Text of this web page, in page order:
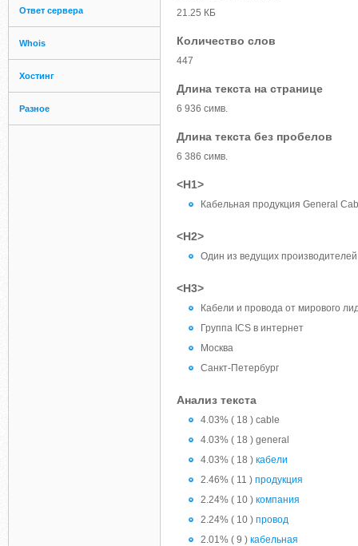
Ответ сервера
Whois
Хостинг
Разное
21.25 КБ
Количество слов
447
Длина текста на странице
6 936 симв.
Длина текста без пробелов
6 386 симв.
<H1>
Кабельная продукция General
<H2>
Один из ведущих
<H3>
Кабели и провода от мирового
Группа ICS в интернет
Москва
Санкт-Петербург
Анализ текста
4.03% ( 18 ) cable
4.03% ( 18 ) general
4.03% ( 18 ) кабели
2.46% ( 11 ) продукция
2.24% ( 10 ) компания
2.24% ( 10 ) провод
2.01% ( 9 ) кабельная